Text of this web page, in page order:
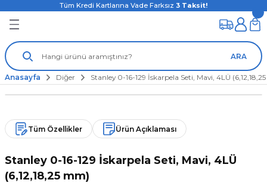
Tüm Kredi Kartlarına Vade Farksız 3 Taksit!
ARA
Anasayfa Diğer Stanley 0-16-129 İskarpela Seti, Mavi, 4LÜ
Tüm Özellikler Ürün Açıklaması
Stanley 0-16-129 İskarpela Seti, Mavi, 4LÜ
(6,12,18,25 mm)